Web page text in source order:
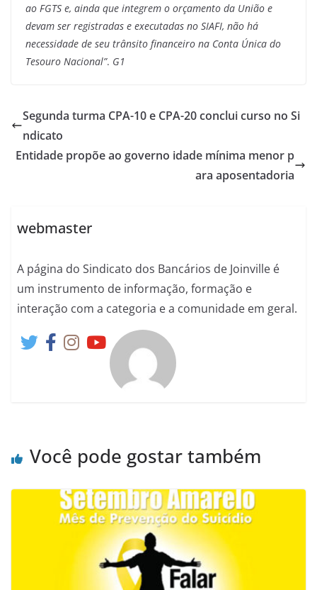
ao FGTS e, ainda que integrem o orçamento da União e
devam ser registradas e executadas no SIAFI, não há
necessidade de seu trânsito financeiro na Conta Única do
Tesouro Nacional”. G1
Segunda turma CPA-10 e CPA-20 conclui curso no Si
ndicato
Entidade propõe ao governo idade mínima menor p
ara aposentadoria
webmaster
A página do Sindicato dos Bancários de Joinville é
um instrumento de informação, formação e
interação com a categoria e a comunidade em geral.
Você pode gostar também